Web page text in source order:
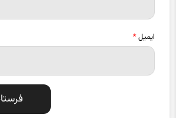
ایمیل*